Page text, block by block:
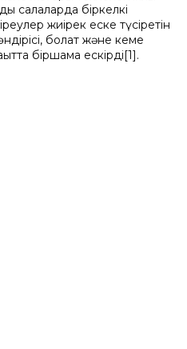
салаларда біркелкі
жиірек еске түсіретін
болат және кеме
біршама ескірді[1].